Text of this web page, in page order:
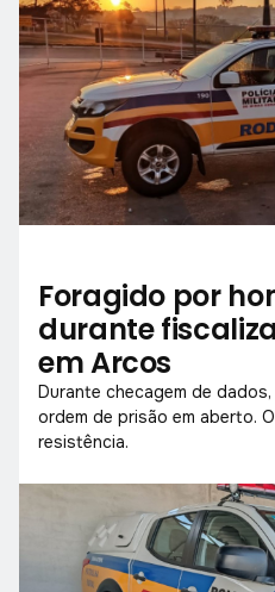
Foragido por
durante
em Arcos
Durante checagem de
ordem de prisão em aberto.
resistência.